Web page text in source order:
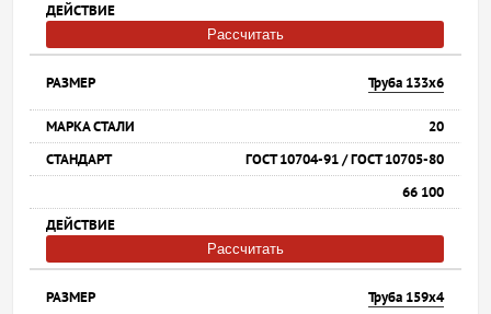
Рассчитать
Труба 133х6
20
ГОСТ 10704-91 / ГОСТ 10705-80
66 100
Рассчитать
Труба 159х4